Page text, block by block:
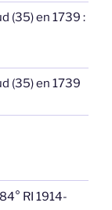
(35) en 1739 :
(35) en 1739
RI 1914-